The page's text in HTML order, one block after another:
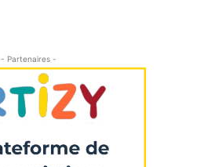
- Partenaires -